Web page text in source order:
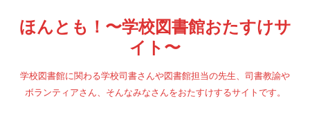
テ
ン
キ
ッ
ほんとも！〜学校図書館おたすけサ
イト〜
学校図書館に関わる学校司書さんや図書館担当の先生、司書教諭や
ボランティアさん、そんなみなさんをおたすけするサイトです。